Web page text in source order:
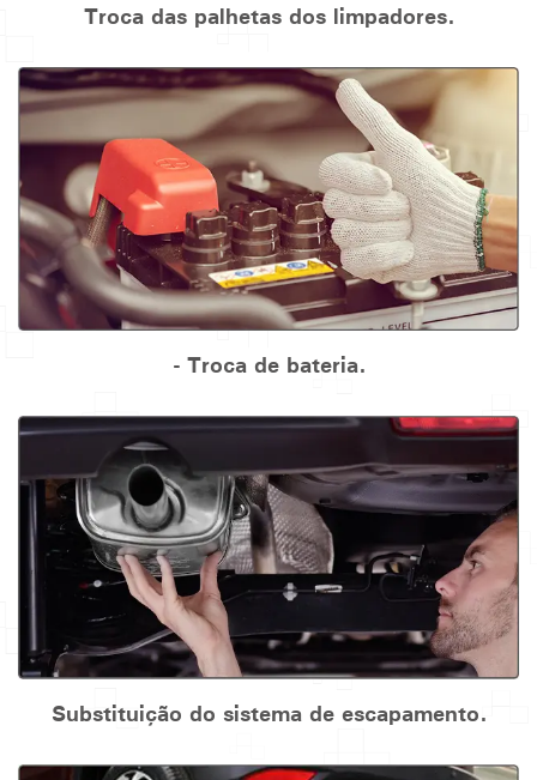
Troca das palhetas dos limpadores.
- Troca de bateria.
Substituição do sistema de escapamento.